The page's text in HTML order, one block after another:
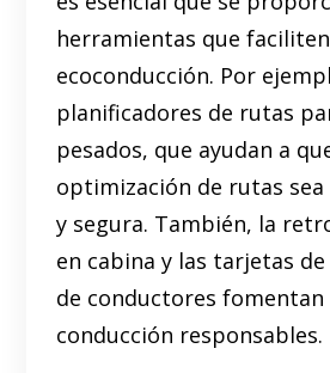
herramientas que
ecoconducción. Por
planificadores de rutas
pesados, que ayudan a
optimización de rutas
y segura. También, la
en cabina y las tarjetas
de conductores
conducción responsables.